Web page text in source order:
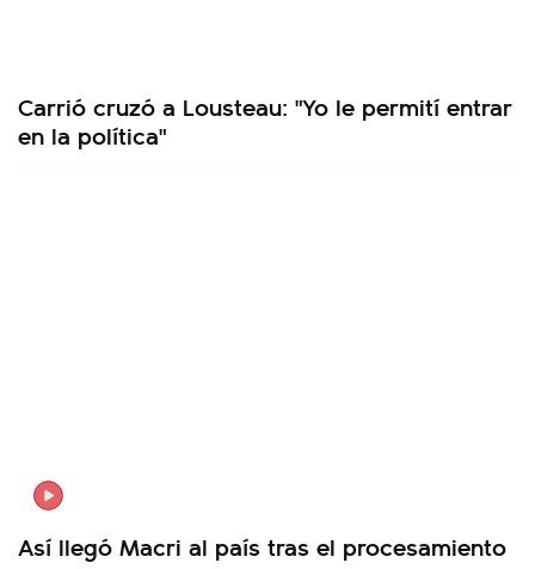
Carrió cruzó a Lousteau: "Yo le permití entrar
en la política"
Así llegó Macri al país tras el procesamiento